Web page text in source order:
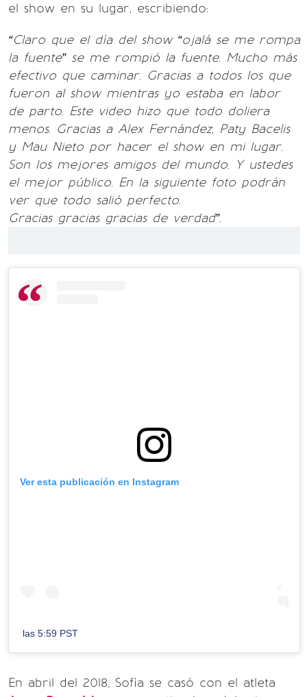
el show en su lugar, escribiendo:
“Claro que el día del show “ojalá se me rompa
la fuente” se me rompió la fuente. Mucho más
efectivo que caminar. Gracias a todos los que
fueron al show mientras yo estaba en labor
de parto. Este video hizo que todo doliera
menos. Gracias a Alex Fernández, Paty Bacelis
y Mau Nieto por hacer el show en mi lugar.
Son los mejores amigos del mundo. Y ustedes
el mejor público. En la siguiente foto podrán
ver que todo salió perfecto.
Gracias gracias gracias de verdad”.
Ver esta publicación en Instagram
las 5:59 PST
En abril del 2018, Sofía se casó con el atleta